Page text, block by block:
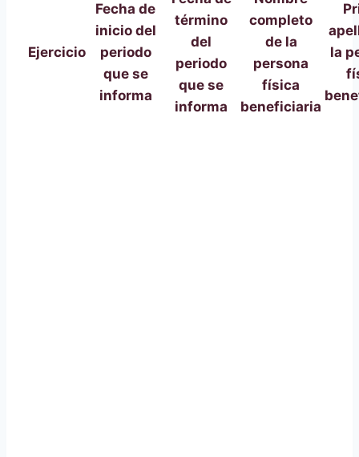
Ejercicio
Fecha de
inicio del
periodo
que se
informa
término
del
periodo
que se
informa
completo
de la
persona
física
beneficiaria
la